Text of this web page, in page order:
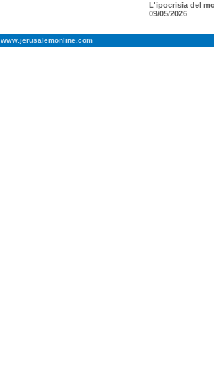
L'ipocrisia del
09/05/2026
www.jerusalemonline.com